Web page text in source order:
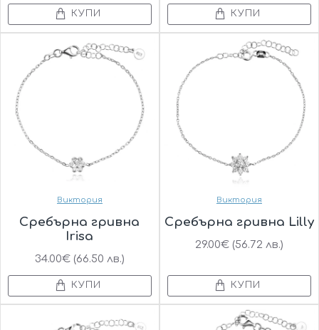
КУПИ КУПИ
Виктория
Сребърна гривна
Irisa
34.00€ (66.50 лв.)
КУПИ
Виктория
Сребърна гривна Lilly
29.00€ (56.72 лв.)
КУПИ